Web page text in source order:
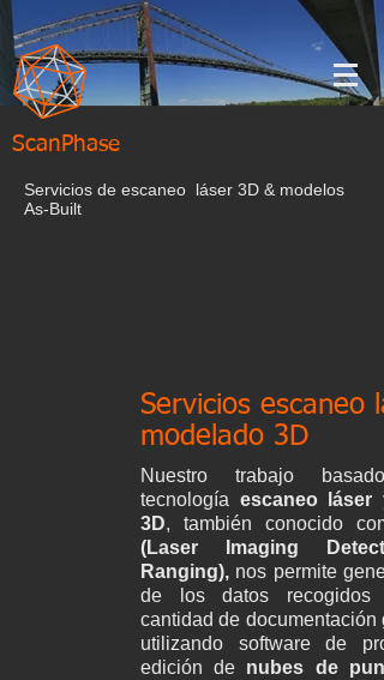
ScanPhase
Servicios de escaneo láser 3D & modelos
As-Built
Servicios escaneo
modelado 3D
Nuestro trabajo
tecnología escaneo láser
3D, también conocido
(Laser Imaging
Ranging), nos permite
de los datos recogidos
cantidad de documentación
utilizando software de
edición de nubes de